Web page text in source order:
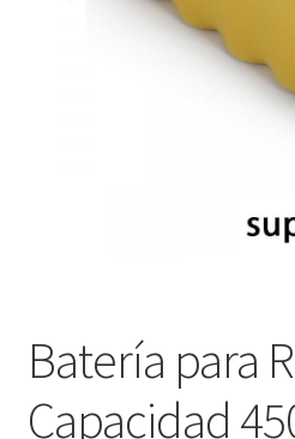
Batería para
Capacidad